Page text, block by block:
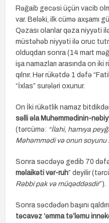
Rəğaib gecəsi üçün vacib
var. Beləki, ilk cümə axşamı
Qəzası olanlar qəza niyyəti
müstəhəb niyyəti ilə oruc
olduqdan sonra (14 mart
işa namazları arasında on
qılnır. Hər rükətdə 1 dəfə
“İxlas” surələri oxunur.
On İki rükətlik namaz
səlli əla Muhəmmədinin-
(tərcümə: “İlahi, hamıya
Məhəmmədi və onun
Sonra səcdəyə gedib 70
məlaikəti vər-ruh” deyilir
Rəbbipakvə müqəddəsdir”).
Sonra səcdədən başını
təcavəz ‘əmma tə’ləmu